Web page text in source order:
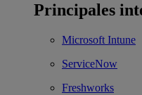
Principales
Microsoft Intune
ServiceNow
Freshworks